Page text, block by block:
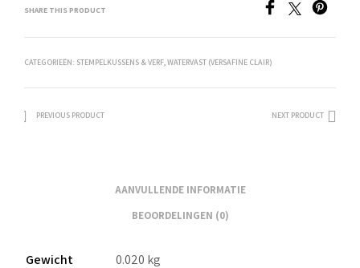
SHARE THIS PRODUCT
CATEGORIEËN: STEMPELKUSSENS & VERF,WATERVAST (VERSAFINE CLAIR)
PREVIOUS PRODUCT NEXT PRODUCT
AANVULLENDE INFORMATIE
BEOORDELINGEN (0)
Gewicht 0.020 kg